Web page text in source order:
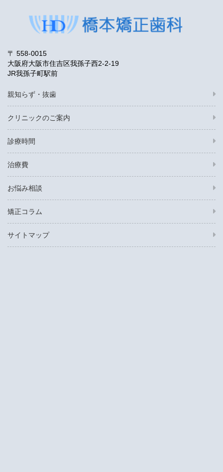
〒 558-0015
大阪府大阪市住吉区我孫子西2-2-19
JR我孫子町駅前
親知らず・抜歯
クリニックのご案内
診療時間
治療費
お悩み相談
矯正コラム
サイトマップ